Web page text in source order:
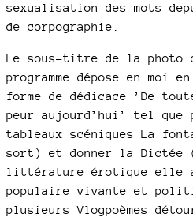
sexualisation des mots
de corpographie.
Le sous-titre de la photo
programme dépose en moi
forme de dédicace ’De
peur aujourd’hui’ tel que
tableaux scéniques La
sort) et donner la Dictée
littérature érotique elle a
populaire vivante et
plusieurs Vlogpoèmes